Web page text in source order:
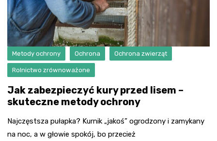
Metody ochrony Ochrona Ochrona zwierząt
Rolnictwo zrównoważone
Jak zabezpieczyć kury przed lisem –
skuteczne metody ochrony
Najczęstsza pułapka? Kurnik „jakoś” ogrodzony i zamykany
na noc, a w głowie spokój, bo przecież